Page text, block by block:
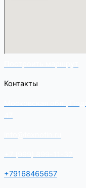
Контакты
+79168465657